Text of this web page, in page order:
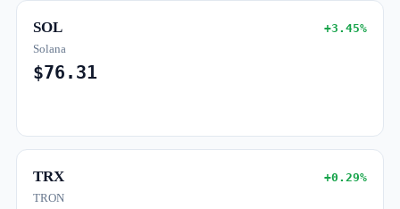
SOL +3.45%
Solana
$76.31
TRX +0.29%
TRON